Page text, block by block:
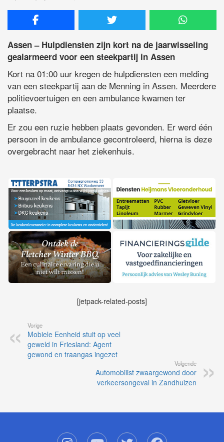
Assen – Hulpdiensten zijn kort na de jaarwisseling
gealarmeerd voor een steekpartij in Assen
Kort na 01:00 uur kregen de hulpdiensten een melding
van een steekpartij aan de Menning in Assen. Meerdere
politievoertuigen en een ambulance kwamen ter
plaatse.
Er zou een ruzie hebben plaats gevonden. Er werd één
persoon in de ambulance gecontroleerd, hierna is deze
overgebracht naar het ziekenhuis.
[jetpack-related-posts]
Vorige
Mobiele Eenheid stuit op veel
geweld in Friesland: Agent
gewond en traangas ingezet
Volgende
Automobilist zwaargewond door
verkeersongeval in Zandhuizen